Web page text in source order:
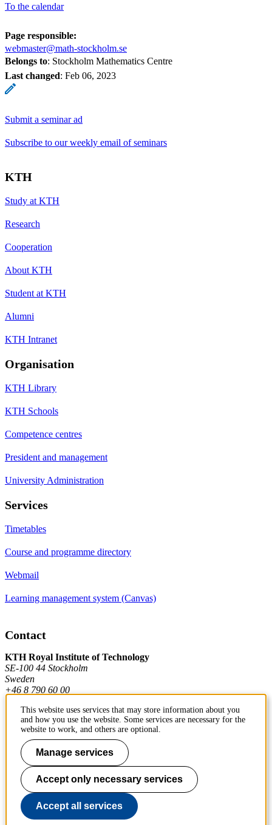
To the calendar
Page responsible:
webmaster@math-stockholm.se
Belongs to: Stockholm Mathematics Centre
Last changed: Feb 06, 2023
Submit a seminar ad
Subscribe to our weekly email of seminars
KTH
Study at KTH
Research
Cooperation
About KTH
Student at KTH
Alumni
KTH Intranet
Organisation
KTH Library
KTH Schools
Competence centres
President and management
University Administration
Services
Timetables
Course and programme directory
Webmail
Learning management system (Canvas)
Contact
KTH Royal Institute of Technology
SE-100 44 Stockholm
Sweden
+46 8 790 60 00
Contact KTH
Work at KTH
Press and media
About KTH website
This website uses services that may store information about you
and how you use the website. Some services are necessary for the
website to work, and others are optional.
Manage services
Accept only necessary services
Accept all services